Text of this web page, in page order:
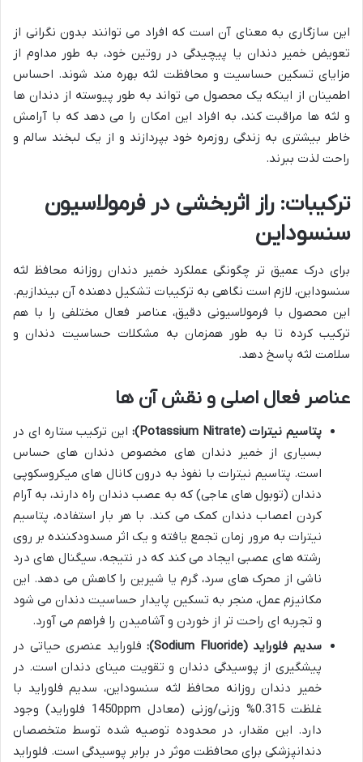
این سازگاری به معنای آن است که افراد می توانند بدون نگرانی از
تعویض خمیر دندان یا پیچیدگی در روتین خود، به طور مداوم از
مزایای تسکین حساسیت و محافظت لثه بهره مند شوند. احساس
اطمینان از اینکه یک محصول می تواند به طور پیوسته از دندان ها
و لثه ها مراقبت کند، به افراد این امکان را می دهد که با آرامش
خاطر بیشتری به زندگی روزمره خود بپردازند و از یک لبخند سالم و
راحت لذت ببرند.
ترکیبات: راز اثربخشی در فرمولاسیون
سنسوداین
برای درک عمیق تر چگونگی عملکرد خمیر دندان روزانه محافظ لثه
سنسوداین، لازم است نگاهی به ترکیبات تشکیل دهنده آن بیندازیم.
این محصول با فرمولاسیونی دقیق، عناصر فعال مختلفی را با هم
ترکیب کرده تا به طور همزمان به مشکلات حساسیت دندان و
سلامت لثه پاسخ دهد.
عناصر فعال اصلی و نقش آن ها
پتاسیم نیترات (Potassium Nitrate):
این ترکیب ستاره ای در
بسیاری از خمیر دندان های مخصوص دندان های حساس
است. پتاسیم نیترات با نفوذ به درون کانال های میکروسکوپی
دندان (توبول های عاجی) که به عصب دندان راه دارند، به آرام
کردن اعصاب دندان کمک می کند. با هر بار استفاده، پتاسیم
نیترات به مرور زمان تجمع یافته و یک اثر مسدودکننده بر روی
رشته های عصبی ایجاد می کند که در نتیجه، سیگنال های درد
ناشی از محرک های سرد، گرم یا شیرین را کاهش می دهد. این
مکانیزم عمل، منجر به تسکین پایدار حساسیت دندان می شود
و تجربه ای راحت تر از خوردن و آشامیدن را فراهم می آورد.
سدیم فلوراید (Sodium Fluoride):
فلوراید عنصری حیاتی در
پیشگیری از پوسیدگی دندان و تقویت مینای دندان است. در
خمیر دندان روزانه محافظ لثه سنسوداین، سدیم فلوراید با
غلظت 0.315% وزنی/وزنی (معادل 1450ppm فلوراید) وجود
دارد. این مقدار، در محدوده توصیه شده توسط متخصصان
دندانپزشکی برای محافظت موثر در برابر پوسیدگی است. فلوراید